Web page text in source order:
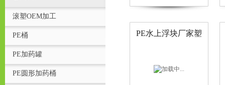
滚塑OEM加工
PE桶
PE加药罐
PE圆形加药桶
PE水上浮块厂家塑